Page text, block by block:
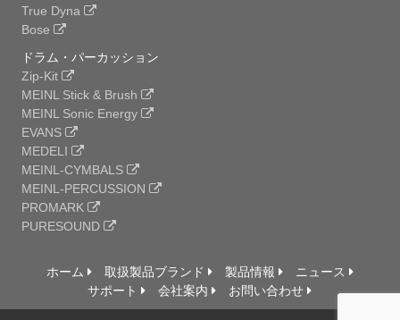
True Dyna
Bose
ドラム・パーカッション
Zip-Kit
MEINL Stick & Brush
MEINL Sonic Energy
EVANS
MEDELI
MEINL-CYMBALS
MEINL-PERCUSSION
PROMARK
PURESOUND
ホーム 取扱製品ブランド 製品情報
ニュース
サポート
会社案内 お問い合わせ